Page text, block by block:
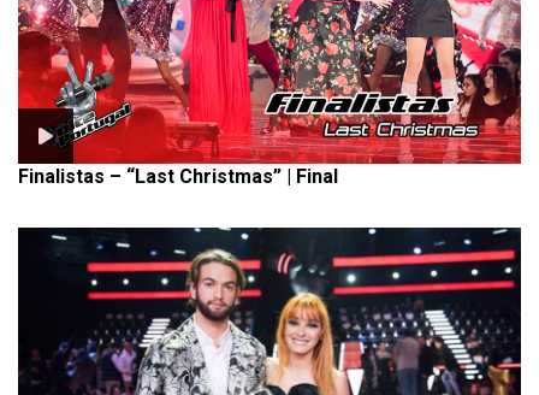
Finalistas – “Last Christmas” | Final